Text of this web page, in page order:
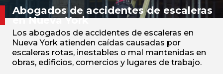
Abogados de accidentesde escaleras
en Nueva York
Los abogados de accidentes de escaleras en
Nueva York atienden caídas causadas por
escaleras rotas, inestables o mal mantenidas en
obras, edificios, comercios y lugares de trabajo.